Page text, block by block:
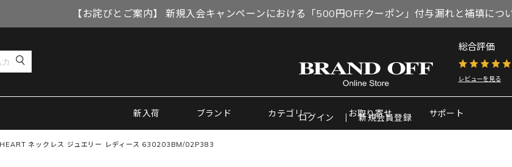
【お詫びとご案内】 新規入会キャンペーンにおける「500円OFFクーポン」付与漏れと補填につ
総合評価
レビューを見る
新入荷 ブランド カテゴリー お取り寄せ サポート
ログイン 新規会員登録
ネックレス ジュエリー レディース 630203BM/02P383